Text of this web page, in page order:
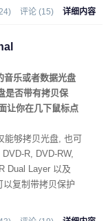
评论 (15) 详细内容
音乐或者数据光盘
是否带有拷贝保
让你在几下鼠标点
能够拷贝光盘, 也可
R, DVD-RW,
Dual Layer 以及
以复制带拷贝保护